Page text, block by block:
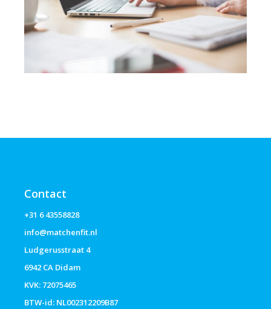
Contact
+31 6 43558828
info@matchenfit.nl
Ludgerusstraat 4
6942 CA Didam
KVK: 72075465
BTW-id: NL002312209B87